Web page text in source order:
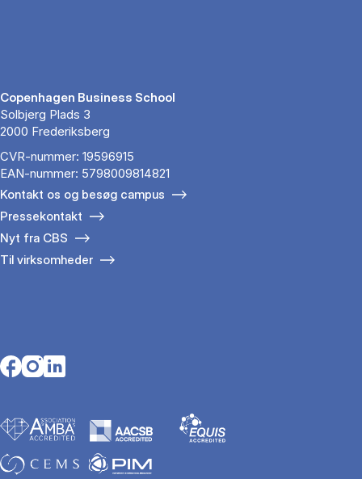
Copenhagen Business School
Solbjerg Plads 3
2000 Frederiksberg
CVR-nummer: 19596915
EAN-nummer: 5798009814821
Kontakt os og besøg campus
Pressekontakt
Nyt fra CBS
Til virksomheder
Opens in a new tab
Opens in a new tab
Opens in a new tab